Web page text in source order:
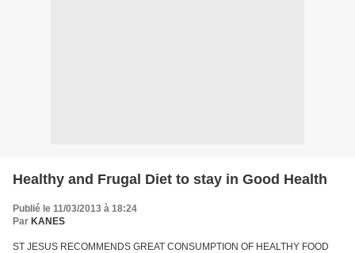
Healthy and Frugal Diet to stay in Good Health
Publié le 11/03/2013 à 18:24
Par KANES
ST JESUS RECOMMENDS GREAT CONSUMPTION OF HEALTHY FOOD